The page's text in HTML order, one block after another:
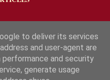
vous êtes… Dans les yeux
? Dedans Dehors Quel
de la journée ? Le nid
toi ? Demain entre tes mains
to deliver its services
and user-agent are
and security
generate usage